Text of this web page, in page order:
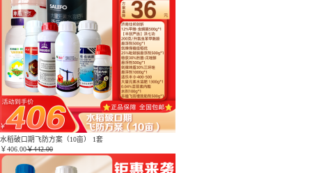
水稻破口期飞防方案（10亩） 1套
￥406.00￥442.00